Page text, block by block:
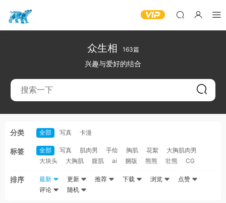
众生相 163篇
兴趣与爱好的结合
分类 全部 写真 卡漫
标签 全部 写真 肌肉男 手绘 胸肌 花絮
大胸肌肉男
大块头
大胸肌 腹肌 ai 捆版 熊熊 壮熊 CG
排序 最新 更新 推荐 下载 浏览
点赞
评论
随机